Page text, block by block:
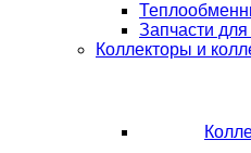
Запчасти
Коллекторы и